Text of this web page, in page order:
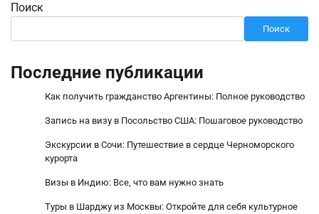
Поиск
Поиск
Последние публикации
Как получить гражданство Аргентины: Полное руководство
Запись на визу в Посольство США: Пошаговое руководство
Экскурсии в Сочи: Путешествие в сердце Черноморского
курорта
Визы в Индию: Все, что вам нужно знать
Туры в Шарджу из Москвы: Откройте для себя культурное